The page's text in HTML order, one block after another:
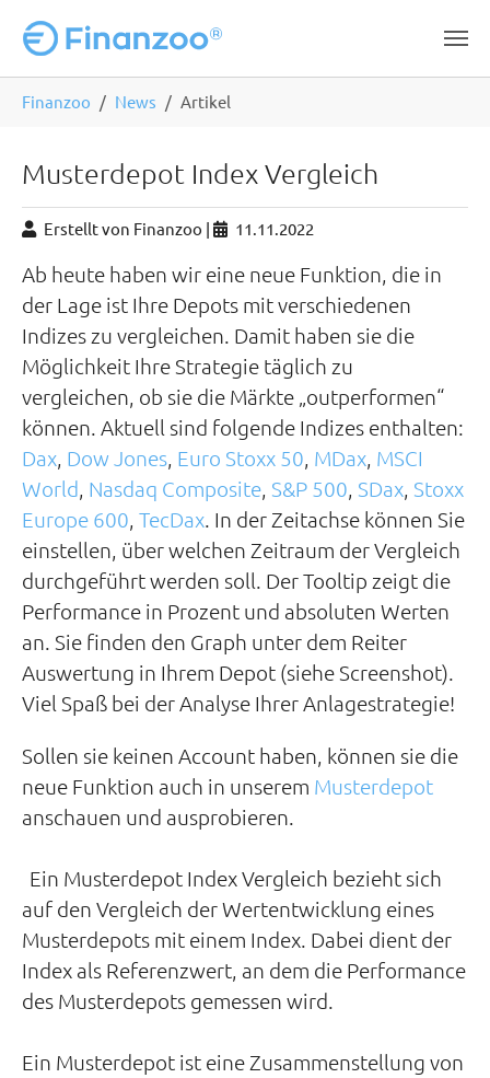
sind
Finanzoo News Artikel
Musterdepot Index Vergleich
Erstellt von Finanzoo | 11.11.2022
Ab heute haben wir eine neue Funktion, die in
der Lage ist Ihre Depots mit verschiedenen
Indizes zu vergleichen. Damit haben sie die
Möglichkeit Ihre Strategie täglich zu
vergleichen, ob sie die Märkte „outperformen“
können. Aktuell sind folgende Indizes enthalten:
Dax, Dow Jones, Euro Stoxx 50, MDax, MSCI
World, Nasdaq Composite, S&P 500, SDax, Stoxx
Europe 600, TecDax. In der Zeitachse können Sie
einstellen, über welchen Zeitraum der Vergleich
durchgeführt werden soll. Der Tooltip zeigt die
Performance in Prozent und absoluten Werten
an. Sie finden den Graph unter dem Reiter
Auswertung in Ihrem Depot (siehe Screenshot).
Viel Spaß bei der Analyse Ihrer Anlagestrategie!
Sollen sie keinen Account haben, können sie die
neue Funktion auch in unserem Musterdepot
anschauen und ausprobieren.
Ein Musterdepot Index Vergleich bezieht sich
auf den Vergleich der Wertentwicklung eines
Musterdepots mit einem Index. Dabei dient der
Index als Referenzwert, an dem die Performance
des Musterdepots gemessen wird.
Ein Musterdepot ist eine Zusammenstellung von